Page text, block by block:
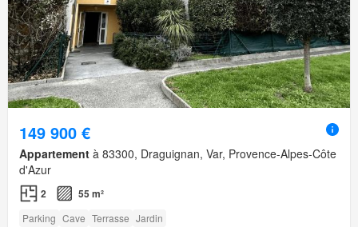
149 900 €
Appartement à 83300, Draguignan, Var, Provence-Alpes-Côte
d'Azur
2 55 m²
Parking Cave Terrasse Jardin